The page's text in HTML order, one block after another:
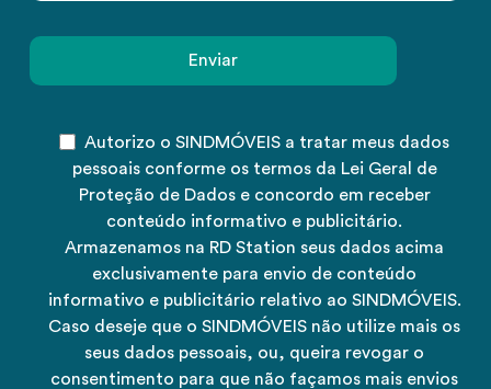
Autorizo o SINDMÓVEIS a tratar meus dados
pessoais conforme os termos da Lei Geral de
Proteção de Dados e concordo em receber
conteúdo informativo e publicitário.
Armazenamos na RD Station seus dados acima
exclusivamente para envio de conteúdo
informativo e publicitário relativo ao SINDMÓVEIS.
Caso deseje que o SINDMÓVEIS não utilize mais os
seus dados pessoais, ou, queira revogar o
consentimento para que não façamos mais envios